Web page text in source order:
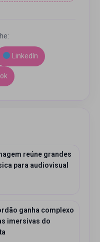
LinkedIn
reúne grandes
para audiovisual
ganha complexo
imersivas do